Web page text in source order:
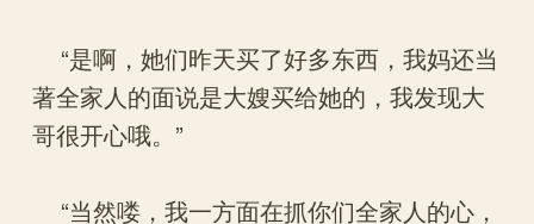
“是啊，她们昨天买了好多东西，我妈还当
著全家人的面说是大嫂买给她的，我发现大
哥很开心哦。”
“当然喽，我一方面在抓你们全家人的心，